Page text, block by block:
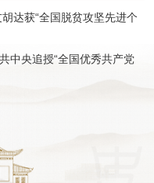
达获“全国脱贫攻坚先进个
中央追授“全国优秀共产党